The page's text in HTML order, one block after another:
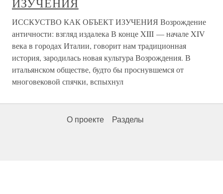
ИССКУСТВО КАК ОБЪЕКТ ИЗУЧЕНИЯ Возрождение
античности: взгляд издалека В конце XIII — начале XIV
века в городах Италии, говорит нам традиционная
история, зародилась новая культура Возрождения. В
итальянском обществе, будто бы проснувшемся от
многовековой спячки, вспыхнул
О проекте Разделы